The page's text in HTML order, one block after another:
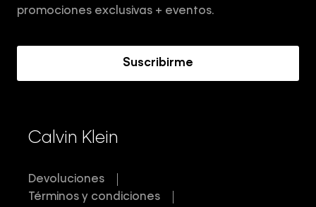
Términos y Condiciones
promociones exclusivas + eventos.
Suscribirme
Calvin Klein
Devoluciones
Términos y condiciones